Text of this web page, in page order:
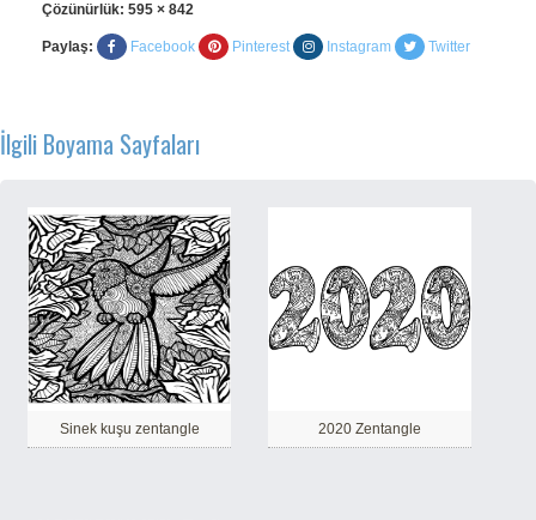
Çözünürlük: 595 × 842
Paylaş: Facebook Pinterest Instagram Twitter
İlgili Boyama Sayfaları
Sinek kuşu zentangle 2020 Zentangle